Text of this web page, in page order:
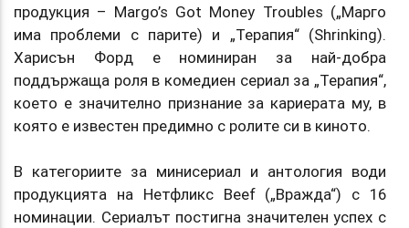
продукция – Margo’s Got Money Troubles („Марго
има проблеми с парите) и „Терапия“ (Shrinking).
Харисън Форд е номиниран за най-добра
поддържаща роля в комедиен сериал за „Терапия“,
което е значително признание за кариерата му, в
която е известен предимно с ролите си в киното.
В категориите за минисериал и антология води
продукцията на Нетфликс Beef („Вражда“) с 16
номинации. Сериалът постигна значителен успех с